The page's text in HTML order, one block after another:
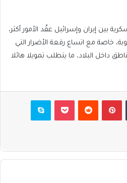
بين إيران وإسرائيل عقّد الأمور أكثر،
خاصة مع اتساع رقعة الأضرار التي
داخل البلاد، ما يتطلب تمويلا هائلا
بينتيريست بوكيت سكايب